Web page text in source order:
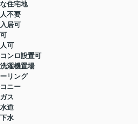
住宅地
不要
居可
可
ンロ設置可
濯機置場
リング
ニー
ス
道
水